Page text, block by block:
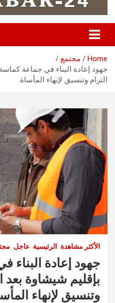
Home
مجتمع
جهود إعادة البناء في جماعة
التزام وتنسيق لإنهاء المأساة.
الأكثر مشاهدة الرئيسية عاجل
جهود إعادة البناء
بإقليم شيشاوة بعد
وتنسيق لإنهاء